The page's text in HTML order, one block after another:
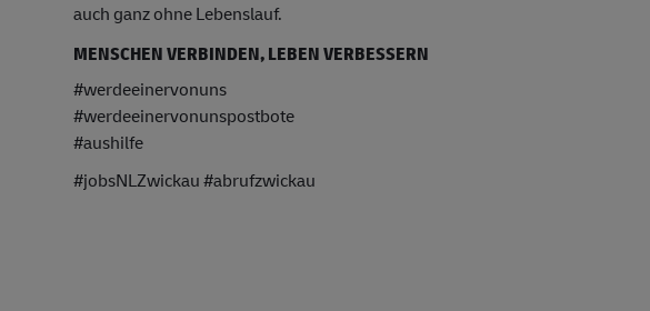
auch ganz ohne Lebenslauf.
MENSCHEN VERBINDEN, LEBEN VERBESSERN
#werdeeinervonuns
#werdeeinervonunspostbote
#aushilfe
#jobsNLZwickau #abrufzwickau